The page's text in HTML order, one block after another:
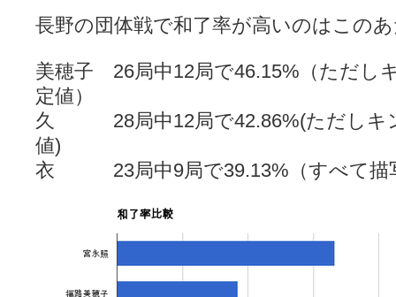
長野の団体戦で和了率が高いのはこの
美穂子 26局中12局で46.15%（ただし
定値）
久 28局中12局で42.86%(ただしキ
値)
衣 23局中9局で39.13%（すべて描